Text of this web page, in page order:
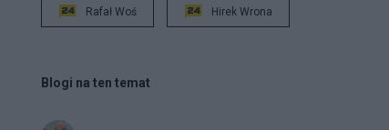
Rafał Woś Hirek Wrona
Blogi na ten temat